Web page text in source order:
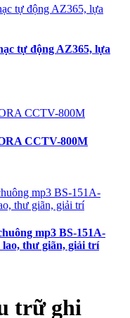
tự động AZ365, lựa
CCTV-800M
mp3 BS-151A-
lao, thư giãn, giải trí
trữ ghi